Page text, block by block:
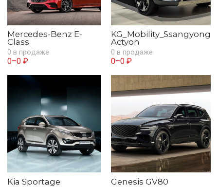
Mercedes-Benz E-
Class
0 в продаже
0–0 ₽
KG_Mobility_Ssangyong
Actyon
0 в продаже
0–0 ₽
Kia Sportage Genesis GV80